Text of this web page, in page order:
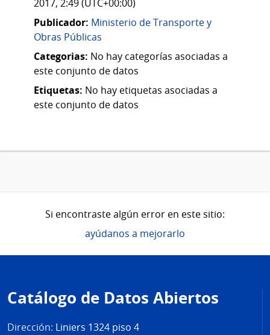
2017, 2:49 (UTC+00:00)
Publicador: Ministerio de Transporte y
Obras Públicas
Categorias: No hay categorías asociadas a
este conjunto de datos
Etiquetas: No hay etiquetas asociadas a
este conjunto de datos
Si encontraste algún error en este sitio:
ayúdanos a mejorarlo
de
página
Catálogo de Datos Abiertos
Dirección: Liniers 1324 piso 4